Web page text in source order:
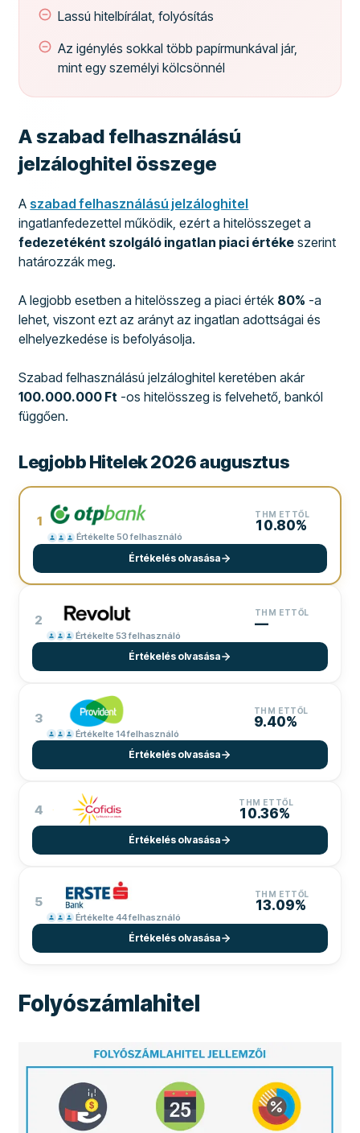
Lassú hitelbírálat, folyósítás
Az igénylés sokkal több papírmunkával jár,
mint egy személyi kölcsönnél
A szabad felhasználású
jelzáloghitel összege
A szabad felhasználású jelzáloghitel
ingatlanfedezettel működik, ezért a hitelösszeget a
fedezetéként szolgáló ingatlan piaci értéke szerint
határozzák meg.
A legjobb esetben a hitelösszeg a piaci érték 80% -a
lehet, viszont ezt az arányt az ingatlan adottságai és
elhelyezkedése is befolyásolja.
Szabad felhasználású jelzáloghitel keretében akár
100.000.000 Ft -os hitelösszeg is felvehető, bankól
függően.
Legjobb Hitelek 2026 augusztus
1
Értékelte 50 felhasználó
THM ETTŐL
10.80%
Értékelés olvasása
2
Értékelte 53 felhasználó
THM ETTŐL
—
Értékelés olvasása
3
Értékelte 14 felhasználó
THM ETTŐL
9.40%
Értékelés olvasása
4 THM ETTŐL
10.36%
Értékelés olvasása
5
Értékelte 44 felhasználó
THM ETTŐL
13.09%
Értékelés olvasása
Folyószámlahitel